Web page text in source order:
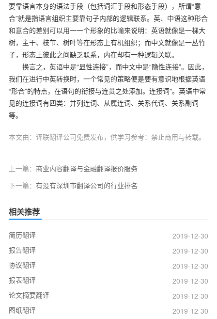
要靠语言本身的语法手段（包括词汇手段和形态手段），所谓“意
合”就是指语言组织主要靠句子内部的逻辑联系。英、中语这种形合
和意合的差别可以用一一个形象的比喻来说明：英语就像是一棵大
树，主干、枝节、树叶等在形态上有机组织；而中文就像是一丛竹
子，形态上彼此之间缺乏联系，内在却有一种逻辑关联。
换言之，英语中是“显性连接”，而中文中是“隐性连接”。因此，
我们在进行中英转换时，一个常见的策略便是要有意识地根据英语
“形合”的特点，在语句的衔接与连贯之处添加。连接词"。英语中常
见的连接词有四类：并列连词、从属连词、关系代词、关系副词
等。
本文由：译联翻译公司免费发布，供学习参考：禁止商用与转载。
上一篇： 商业内容翻译与金融翻译报价服务
下一篇： 有没有深圳市翻译公司的行业排名
相关推荐
简历翻译
2019-12-30
报告翻译
2019-12-30
协议翻译
2019-12-30
报表翻译
2019-12-30
论文摘要翻译
2019-12-30
图纸翻译
2019-12-30